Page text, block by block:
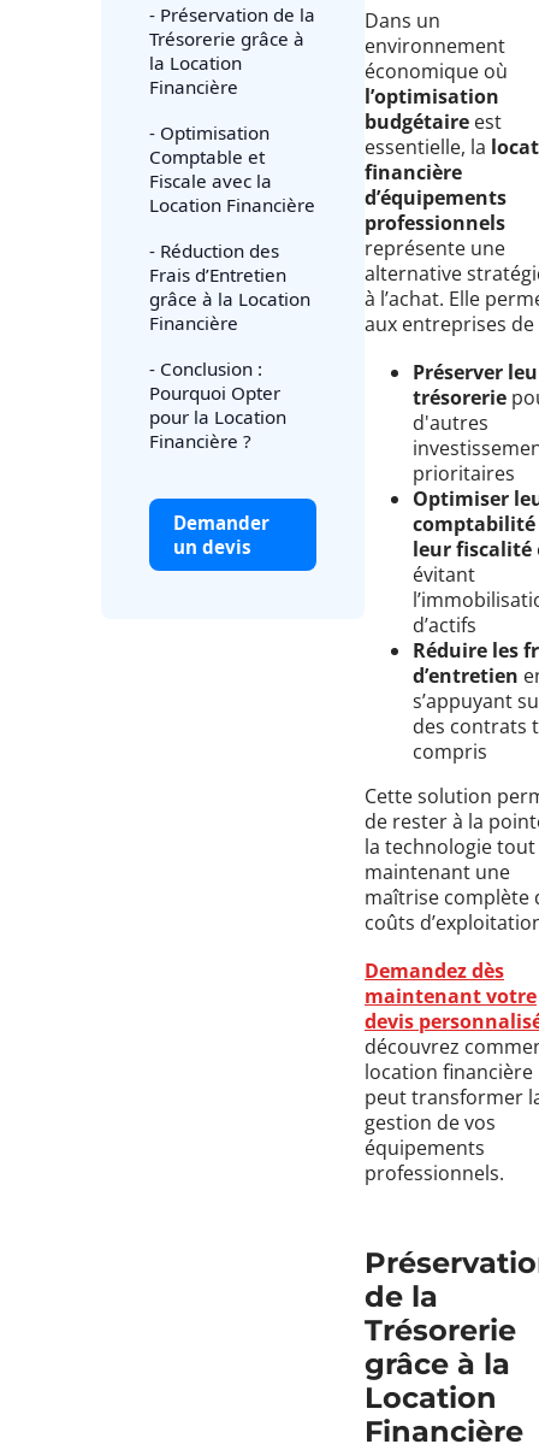
- Préservation de la
Trésorerie grâce à
la Location
Financière
- Optimisation
Comptable et
Fiscale avec la
Location Financière
- Réduction des
Frais d’Entretien
grâce à la Location
Financière
- Conclusion :
Pourquoi Opter
pour la Location
Financière ?
Demander
un devis
Dans un
environnement
économique où
l’optimisation
budgétaire est
essentielle, la
financière
d’équipements
professionnels
représente une
alternative
à l’achat. Elle
aux entreprises de
Préserver
trésorerie
d'autres
prioritaires
Optimiser
comptabilité
leur fiscalité
évitant
d’actifs
Réduire les
d’entretien
s’appuyant
des contrats
compris
Cette solution
de rester à la
la technologie
maintenant une
maîtrise complète
coûts
Demandez dès
maintenant votre
devis
découvrez
location financière
peut transformer
gestion de vos
équipements
professionnels.
de la
Trésorerie
grâce à la
Location
Financière